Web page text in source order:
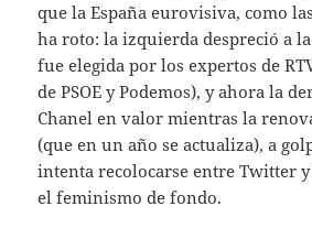
que la España eurovisiva, como
ha roto: la izquierda despreció a
fue elegida por los expertos de
de PSOE y Podemos), y ahora la
Chanel en valor mientras la
(que en un año se actualiza), a
intenta recolocarse entre Twitter
el feminismo de fondo.